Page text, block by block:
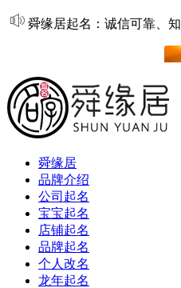
舜缘居起名：诚信可靠、
舜缘居
品牌介绍
公司起名
宝宝起名
店铺起名
品牌起名
个人改名
龙年起名